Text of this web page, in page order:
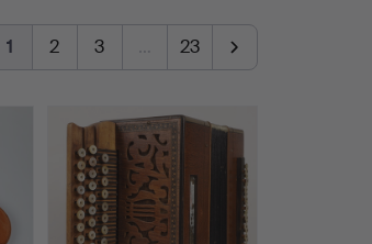
1 2 3 … 23